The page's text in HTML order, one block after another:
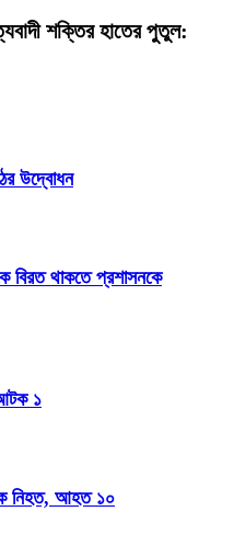
শক্তির হাতের পুতুল:
উদ্বোধন
বিরত থাকতে প্রশাসনকে
আটক ১
নিহত, আহত ১০